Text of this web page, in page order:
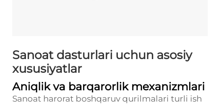
Sanoat dasturlari uchun asosiy
xususiyatlar
Aniqlik va barqarorlik mexanizmlari
Sanoat harorat boshqaruv qurilmalari turli ish